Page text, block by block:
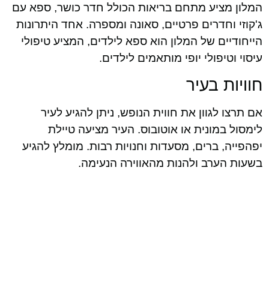
המלון מציע מתחם בריאות הכולל חדר כושר, ספא עם
ג'קוזי וחדרים פרטיים, סאונה ומספרה. אחד היתרונות
הייחודיים של המלון הוא ספא לילדים, המציע טיפולי
עיסוי וטיפולי יופי מותאמים לילדים.
חוויות בעיר
אם תרצו לגוון את חווית הנופש, ניתן להגיע לעיר
לימסול במונית או אוטובוס. העיר מציעה טיילת
יפהפייה, ברים, מסעדות וחנויות רבות. מומלץ להגיע
בשעות הערב ולהנות מהאווירה הנעימה.